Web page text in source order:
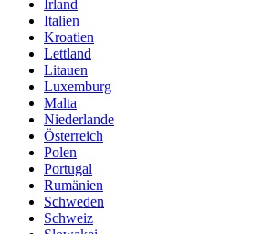
Irland
Italien
Kroatien
Lettland
Litauen
Luxemburg
Malta
Niederlande
Österreich
Polen
Portugal
Rumänien
Schweden
Schweiz